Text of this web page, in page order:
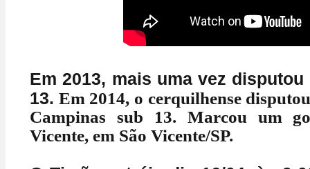
Em 2013, mais uma vez
13. Em 2014, o cerquilhense
Campinas sub 13. Marcou um
Vicente, em São Vicente/SP.